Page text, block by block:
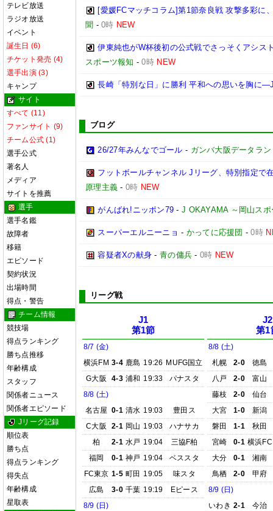
テレビ放送
ラジオ放送
イベント
誕生日 (6)
チケット発売 (4)
選手出演 (3)
キャンプ
サイト
すべて (11)
ファンサイト (9)
チーム公式 (1)
選手公式
著名人
メディア
サイトを推薦
選手
選手名鑑
故障者
移籍
エピソード
契約状況
出場時間
得点・警告
チーム情報
競技場
得点ランキング
勝ち点推移
年齢構成
スタッフ
関係者ニュース
関係者エピソード
Jリーグ記録
順位表
勝ち点
得点ランキング
得失点
年齢構成
星取表
[愛媛FCマッチコラム]第1節奈良戦 攻撃多彩に
聞 -0時 NEW
伊東純也がW杯後初の公式戦でさっそくアシス
スポーツ報知 -0時 NEW
長崎「特別な日」に勝利 平和への思いを胸に
ブログ
26/27年みんなでゴール - ガンバ大阪データラ
フットボールチャンネル Jリーグ、特別指定で
原理主義 - 0時 NEW
がんばれ!ニッポン79 -J OKAYAMA ～岡山ス
スーパーエルニーニョ - かってに応援団 -0時
容疑者Xの献身 - 青の傭兵 - 0時 NEW
リーグ戦
J1
第1節
8/7 (金)
横浜FM 3-4 鹿島 19:26 MUFG国立
G大阪
4-3 浦和 19:33
パナスタ
8/8 (土)
名古屋 0-1 清水 19:03
豊田ス
C大阪
2-1 岡山 19:03
ハナサカ
柏
2-1 水戸 19:04
三協F柏
福岡
0-1 神戸 19:04
ベススタ
FC東京 1-5 町田 19:05
味スタ
広島
3-0 千葉 19:19
Eピース
8/9 (日)
J2
第1
8/8 (土)
札幌
2-0
徳島
八戸
2-0
富山
藤枝
2-0
仙台
大宮
1-0
新潟
磐田
1-1
秋田
宮崎
0-1 横浜FC
大分
0-1
湘南
鳥栖
2-0
甲府
8/9 (日)
いわき 2-1
今治